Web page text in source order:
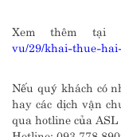
Xem thêm tại
vu/29/khai-thue-
Nếu quý khách có
hay các dịch vận
qua hotline của